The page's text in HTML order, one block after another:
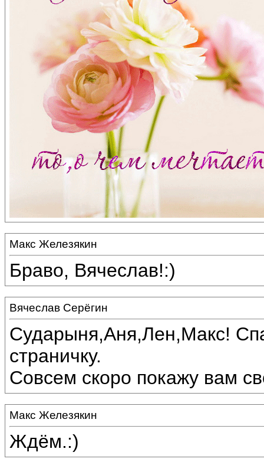
Макс Железякин
Браво, Вячеслав!:)
Вячеслав Серёгин
Сударыня,Аня,Лен,Макс!
страничку.
Совсем скоро покажу вам
Макс Железякин
Ждём.:)